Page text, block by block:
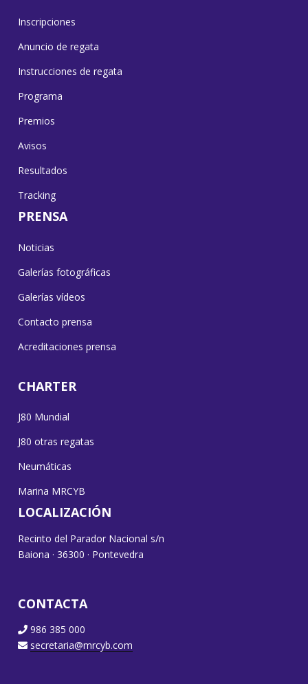
Inscripciones
Anuncio de regata
Instrucciones de regata
Programa
Premios
Avisos
Resultados
Tracking
PRENSA
Noticias
Galerías fotográficas
Galerías vídeos
Contacto prensa
Acreditaciones prensa
CHARTER
J80 Mundial
J80 otras regatas
Neumáticas
Marina MRCYB
LOCALIZACIÓN
Recinto del Parador Nacional s/n
Baiona · 36300 · Pontevedra
CONTACTA
986 385 000
secretaria@mrcyb.com